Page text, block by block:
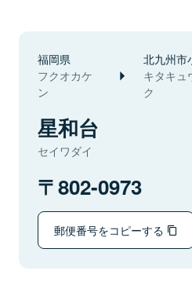
福岡県
フクオカケ
ン
北九州市
キタキュ
ク
星和台
セイワダイ
802-0973
郵便番号をコピーする